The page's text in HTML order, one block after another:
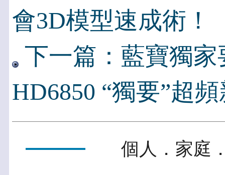
會3D模型速成術！
下一篇：藍寶獨
HD6850 “獨要”超
個人．家庭